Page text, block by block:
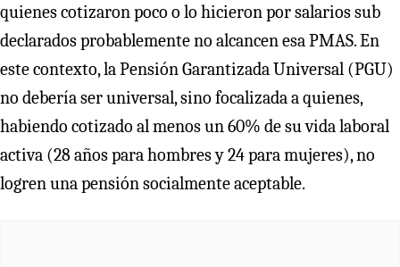
quienes cotizaron poco o lo hicieron por salarios sub
declarados probablemente no alcancen esa PMAS. En
este contexto, la Pensión Garantizada Universal (PGU)
no debería ser universal, sino focalizada a quienes,
habiendo cotizado al menos un 60% de su vida laboral
activa (28 años para hombres y 24 para mujeres), no
logren una pensión socialmente aceptable.